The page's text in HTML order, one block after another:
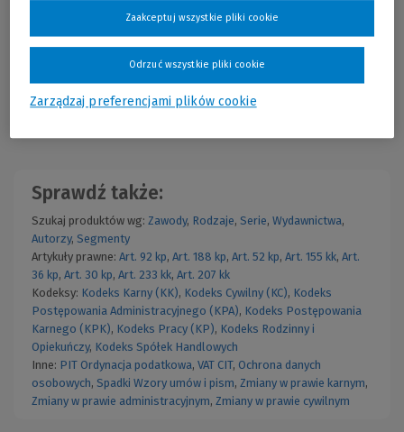
Cena regularna:109,00 zł
Już od:
Wydawnictwo Naukowe
Sprawdź także:
Szukaj produktów wg: Zawody, Rodzaje, Serie, Wydawnictwa,
Autorzy, Segmenty
Artykuły prawne: Art. 92 kp, Art. 188 kp, Art. 52 kp, Art. 155 kk, Art.
36 kp, Art. 30 kp, Art. 233 kk, Art. 207 kk
Kodeksy: Kodeks Karny (KK), Kodeks Cywilny (KC), Kodeks
Postępowania Administracyjnego (KPA), Kodeks Postępowania
Karnego (KPK), Kodeks Pracy (KP), Kodeks Rodzinny i
Opiekuńczy, Kodeks Spółek Handlowych
Inne: PIT Ordynacja podatkowa, VAT CIT, Ochrona danych
osobowych, Spadki Wzory umów i pism, Zmiany w prawie karnym,
Zmiany w prawie administracyjnym, Zmiany w prawie cywilnym
Zarządzaj preferencjami plików cookie
Odrzuć wszystkie pliki cookie
Zaakceptuj wszystkie pliki cookie